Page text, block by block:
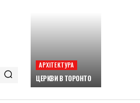
АРХІТЕКТУРА
ЦЕРКВИ В ТОРОНТО